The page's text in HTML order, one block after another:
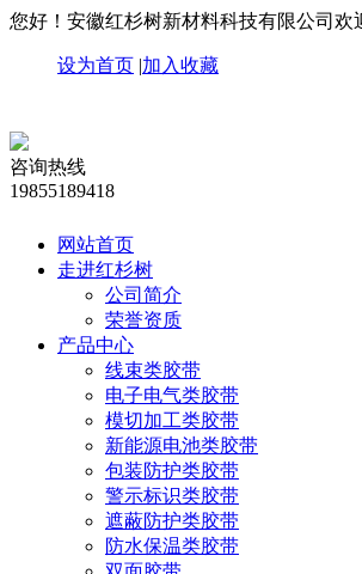
您好！安徽红杉树新材料科技有限公司欢
设为首页 |加入收藏
咨询热线
19855189418
网站首页
走进红杉树
公司简介
荣誉资质
产品中心
线束类胶带
电子电气类胶带
模切加工类胶带
新能源电池类胶带
包装防护类胶带
警示标识类胶带
遮蔽防护类胶带
防水保温类胶带